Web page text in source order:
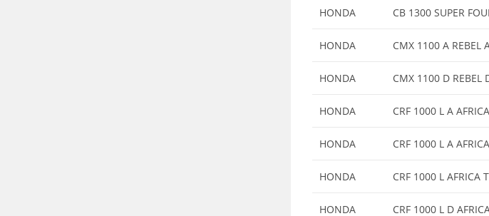
HONDA CB 1300 SUPER
HONDA CMX 1100 A REBEL
HONDA CMX 1100 D REBEL
HONDA CRF 1000 L A
HONDA CRF 1000 L A
HONDA CRF 1000 L AFRICA
HONDA CRF 1000 L D